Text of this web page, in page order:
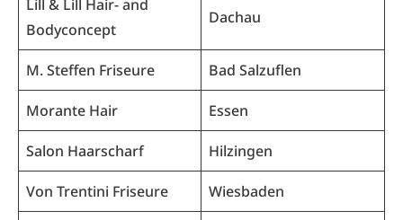
Lill & Lill Hair- and
Bodyconcept
Dachau
M. Steffen Friseure Bad Salzuflen
Morante Hair Essen
Salon Haarscharf Hilzingen
Von Trentini Friseure Wiesbaden